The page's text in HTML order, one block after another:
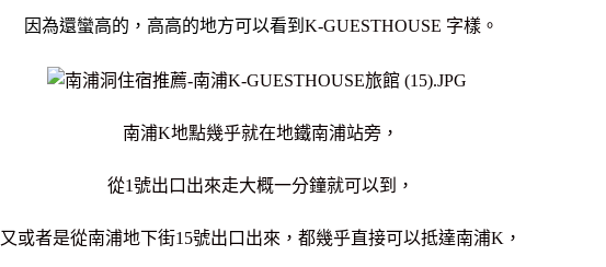
因為還蠻高的，高高的地方可以看到 K-GUESTHOUSE 字樣。
南浦K地點幾乎就在地鐵南浦站旁，
從1號出口出來走大概一分鐘就可以到，
又或者是從南浦地下街15號出口出來，都幾乎直接可以抵達南浦K，